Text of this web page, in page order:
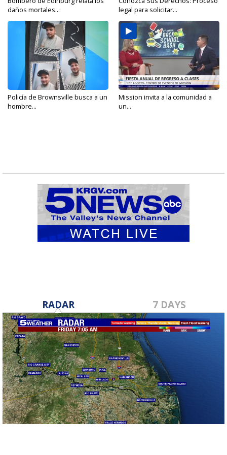
daños mortales...
legal para solicitar...
Policía de Brownsville busca a un
hombre...
Mission invita a la comunidad a
un...
RADAR 7 DAYS